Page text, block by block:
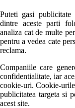
Puteti gasi
dintre aceste parti
analiza cat de multe
pentru a vedea cate
reclama.
Companiile care
confidentialitate, iar
cookie-uri. Cookie-
publicitatea targeta si
acest site.